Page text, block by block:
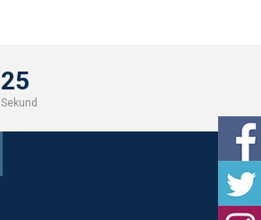
25
Sekund